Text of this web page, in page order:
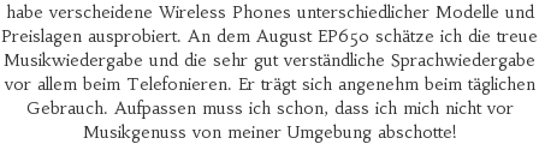
habe verscheidene Wireless Phones unterschiedlicher Modelle und
Preislagen ausprobiert. An dem August EP650 schätze ich die treue
Musikwiedergabe und die sehr gut verständliche Sprachwiedergabe
vor allem beim Telefonieren. Er trägt sich angenehm beim täglichen
Gebrauch. Aufpassen muss ich schon, dass ich mich nicht vor
Musikgenuss von meiner Umgebung abschotte!